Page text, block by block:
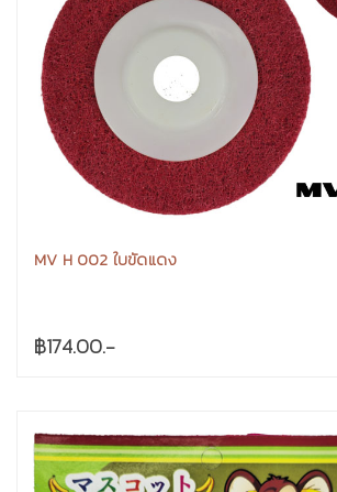
MV H 002 ใบขัดแดง
฿174.00.-